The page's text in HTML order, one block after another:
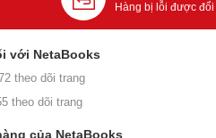
Hàng bị lỗi được
với NetaBooks
theo dõi trang
theo dõi trang
của NetaBooks